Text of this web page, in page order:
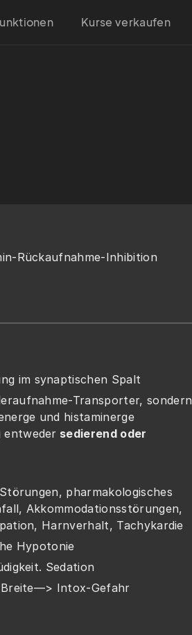
Kurse verkaufen
Rückaufnahme-Inhibition
im synaptischen Spalt
Transporter, sondern
und histaminerge
sedierend oder
pharmakologisches
Akkommodationsstörungen,
Harnverhalt, Tachykardie
Hypotonie
Sedation
Breite—> Intox-Gefahr